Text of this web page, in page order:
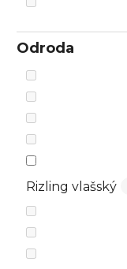
Odroda
Rizling vlašský